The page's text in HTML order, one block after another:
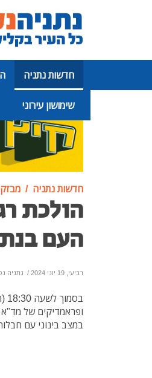
חדשות נתניה
שימושון עירוני
פרסומת
חדשות נתניה
הולכת
העם
רביעי, 19 יוני 2024 / נתניה
במצב בינוני עם